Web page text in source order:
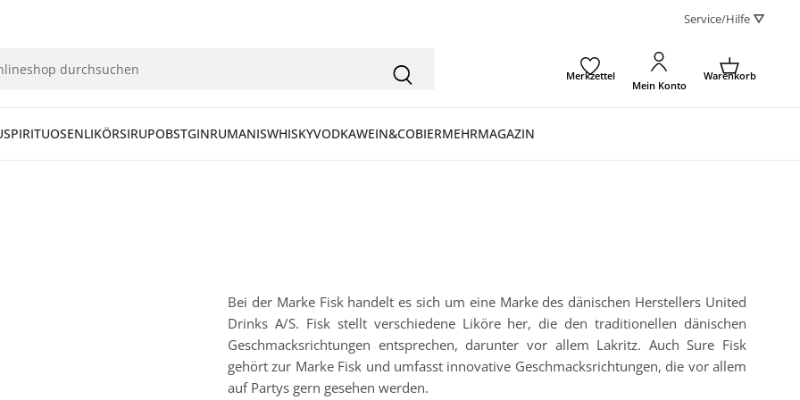
Service/Hilfe ⛛
Merkzettel
Mein Konto
Warenkorb
SPIRITUOSENLIKÖRSIRUPOBSTGINRUMANISWHISKYVODKAWEIN&COBIERMEHRMAGAZIN
Bei der Marke Fisk handelt es sich um eine Marke des dänischen Herstellers United
Drinks A/S. Fisk stellt verschiedene Liköre her, die den traditionellen dänischen
Geschmacksrichtungen entsprechen, darunter vor allem Lakritz. Auch Sure Fisk
gehört zur Marke Fisk und umfasst innovative Geschmacksrichtungen, die vor allem
auf Partys gern gesehen werden.